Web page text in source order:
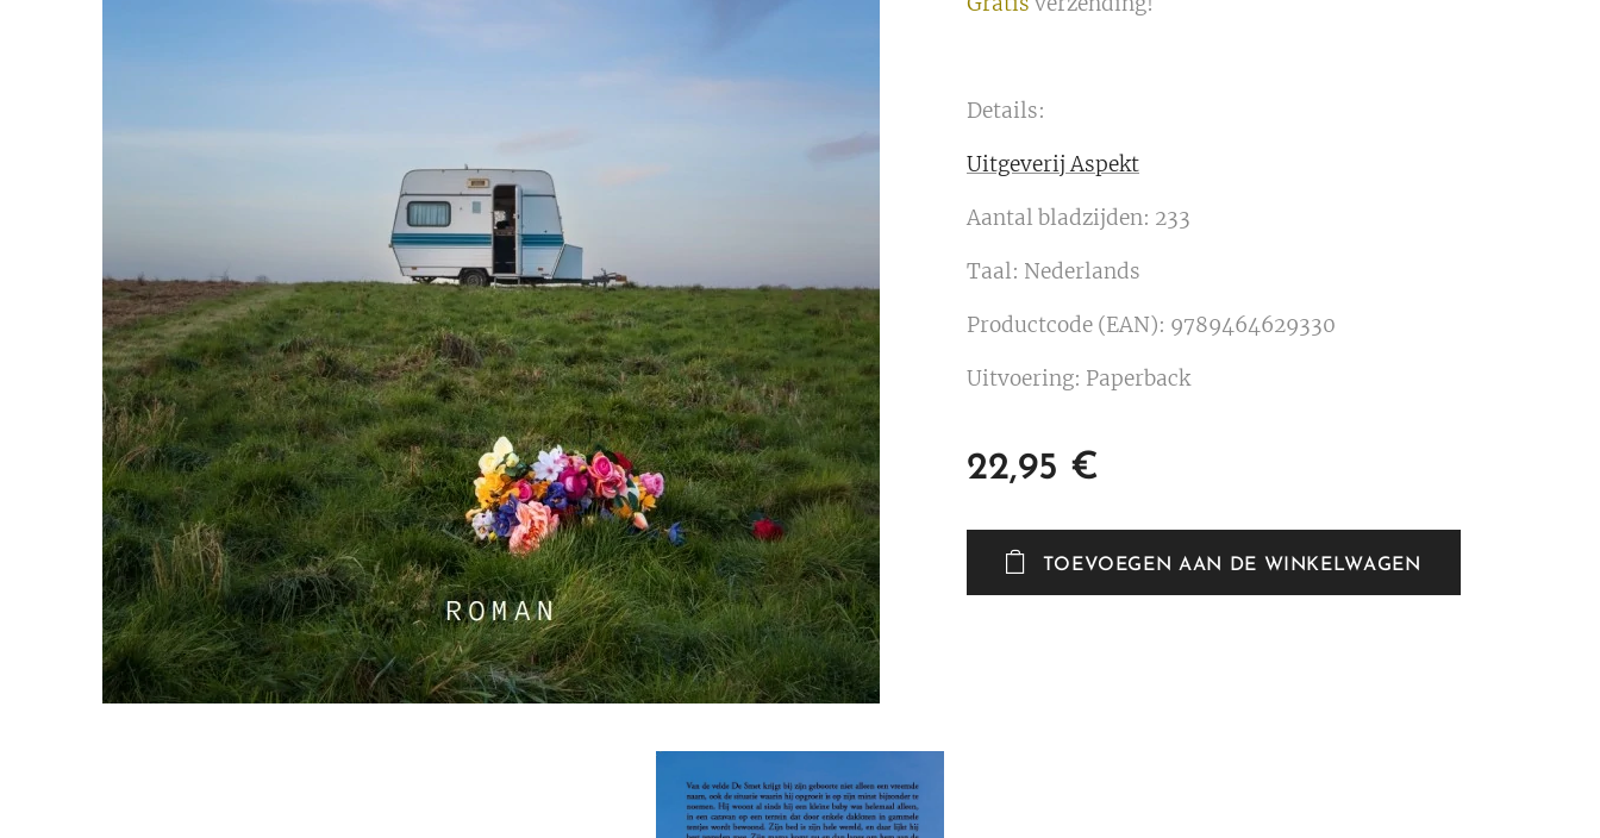
Details:
Uitgeverij Aspekt
Aantal bladzijden: 233
Taal: Nederlands
Productcode (EAN): 9789464629330
Uitvoering: Paperback
22,95 €
TOEVOEGEN AAN DE WINKELWAGEN